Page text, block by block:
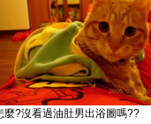
麼?沒看過油肚男出浴圖嗎??